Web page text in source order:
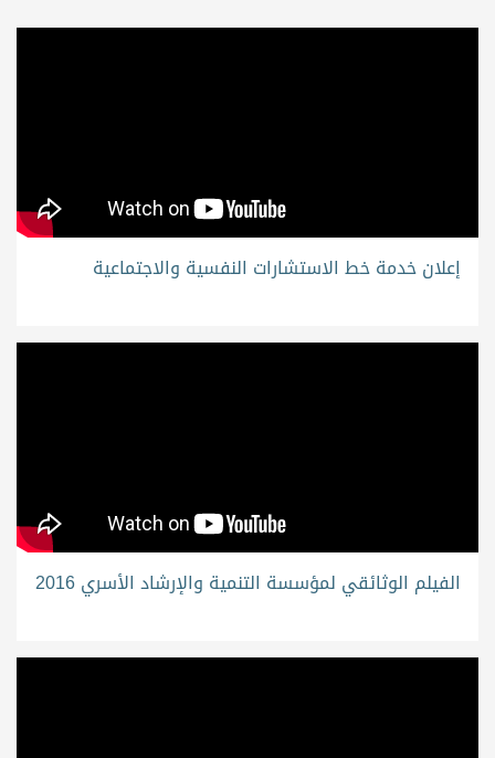
إعلان خدمة خط الاستشارات النفسية والاجتماعية
الفيلم الوثائقي لمؤسسة التنمية والإرشاد الأسري 2016